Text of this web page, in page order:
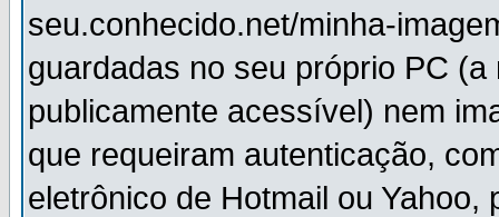
seu.conhecido.net/minha-
guardadas no seu próprio PC
publicamente acessível) nem
que requeiram autenticação,
eletrônico de Hotmail ou